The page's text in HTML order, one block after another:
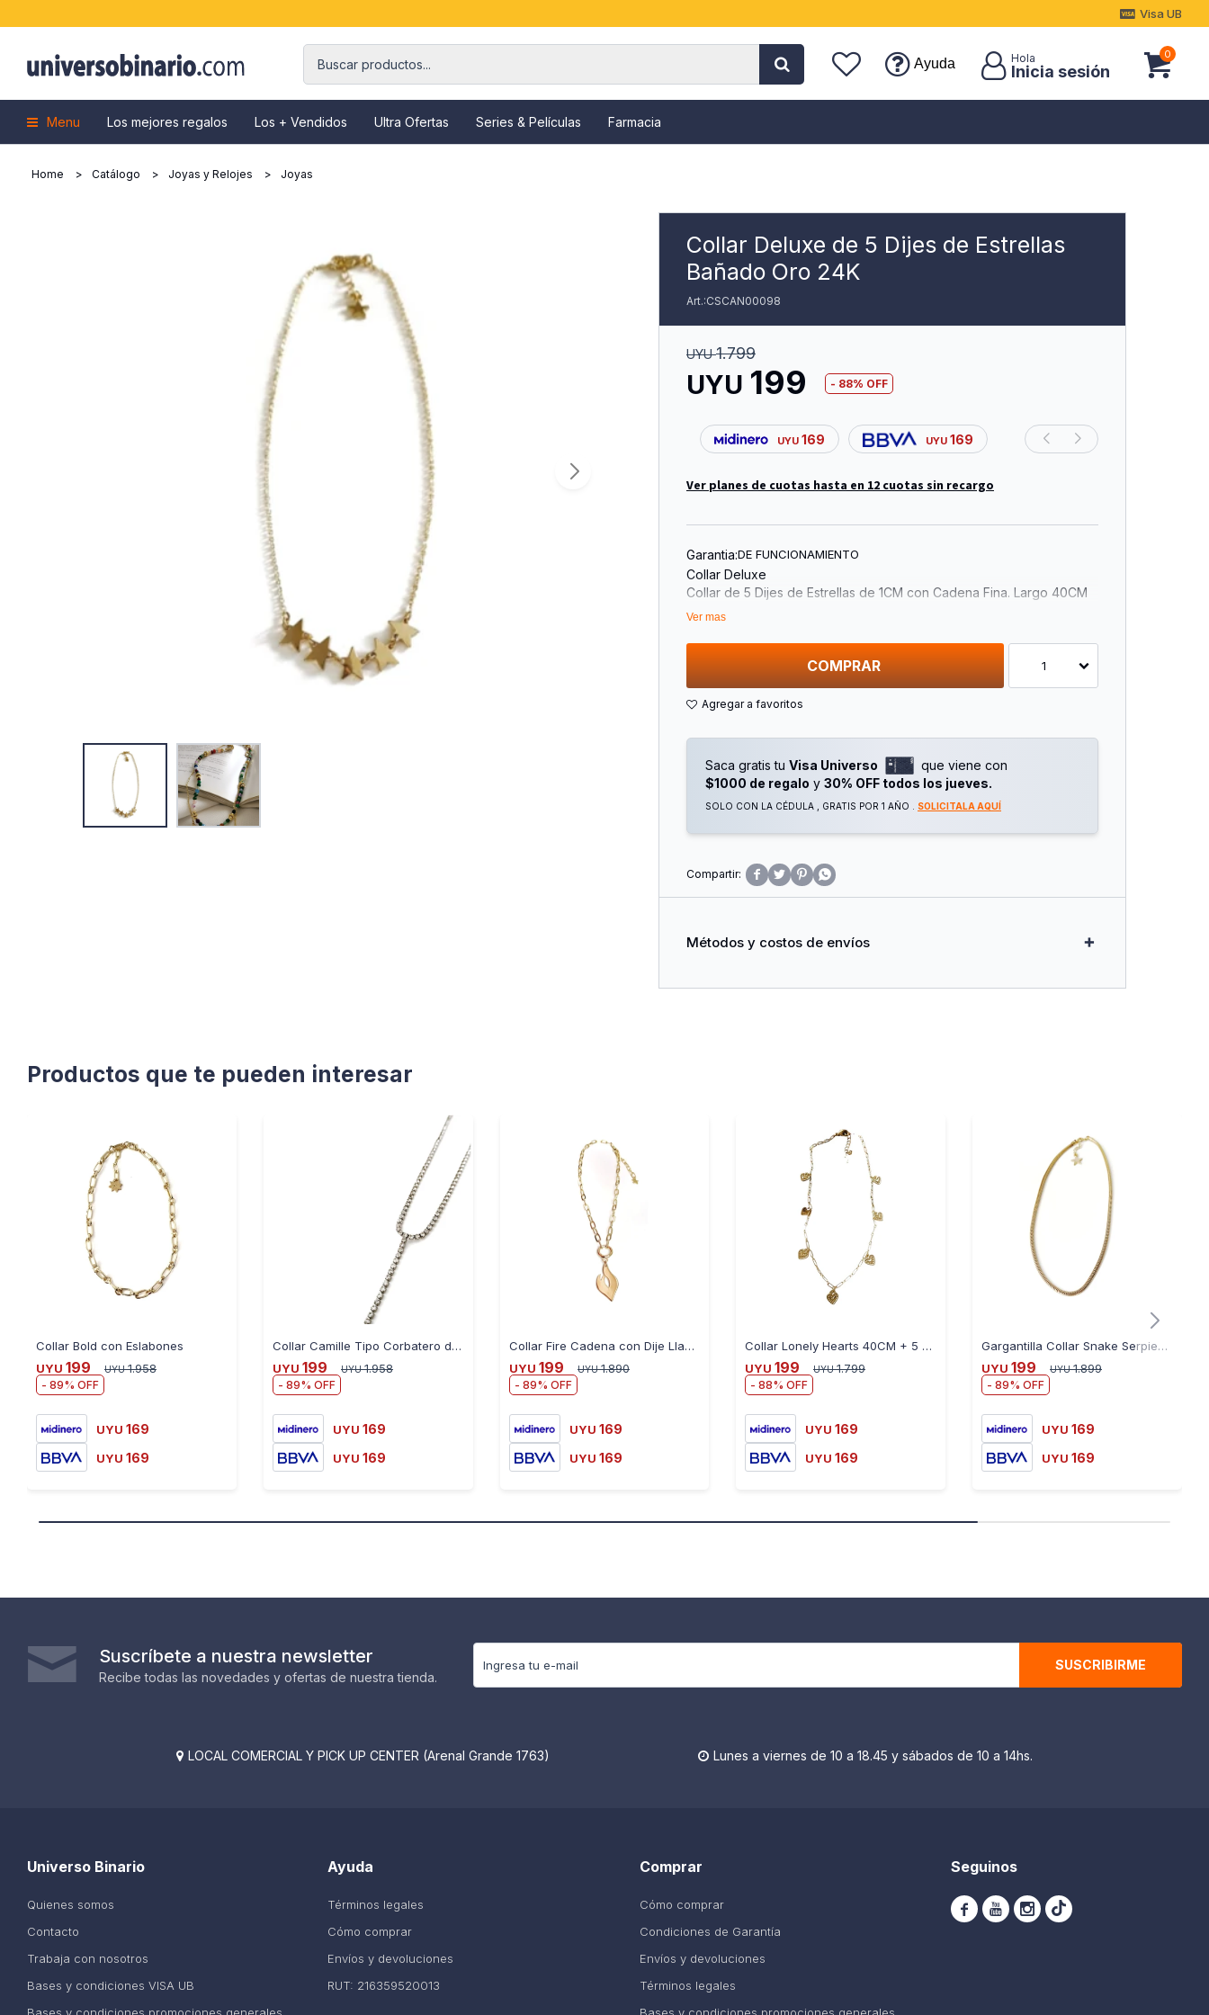
Menu Los mejores regalos Los + Vendidos Ultra Ofertas Series & Películas Farmacia
Ayuda
0
Visa UB
Home Catálogo Joyas y Relojes Joyas
Collar Deluxe de 5 Dijes de Estrellas
Bañado Oro 24K
CSCAN00098
UYU 199
UYU 1.799
88
UYU 169 UYU 169
Ver planes de cuotas hasta en 12 cuotas sin recargo
Garantia:DE FUNCIONAMIENTO
Collar Deluxe
Collar de 5 Dijes de Estrellas de 1CM con Cadena Fina. Largo 40CM
+ 5CM Cadenita de Alargue. Bañado en Oro 24K.
Ver mas
COMPRAR 1
Saca gratis tu Visa Universo
que viene con
$1000 de regalo y 30% OFF todos los jueves.
SOLO CON LA CÉDULA , GRATIS POR 1 AÑO . SOLICITALA AQUÍ
   
Métodos y costos de envíos
Productos que te pueden interesar
Collar Bold con Eslabones
UYU 199 UYU 1.958
89
UYU 169
UYU 169
Collar Camille Tipo Corbatero de Strass Oro 24K
UYU 199 UYU 1.958
89
UYU 169
UYU 169
Collar Fire Cadena con Dije Llama
UYU 199 UYU 1.890
89
UYU 169
UYU 169
Collar Lonely Hearts 40CM + 5 cm de Alargue Bañado en Oro 24K
UYU 199 UYU 1.799
88
UYU 169
UYU 169
Gargantilla Collar Snake Serpiente
UYU 199 UYU 1.899
89
UYU 169
UYU 169
Suscríbete a nuestra newsletter
Recibe todas las novedades y ofertas de nuestra tienda.
SUSCRIBIRME
 LOCAL COMERCIAL Y PICK UP CENTER (Arenal Grande 1763)  Lunes a viernes de 10 a 18.45 y sábados de 10 a 14hs.
Ayuda
Términos legales
Cómo comprar
Envíos y devoluciones
RUT: 216359520013
Universo Binario
Quienes somos
Contacto
Trabaja con nosotros
Bases y condiciones VISA UB
Comprar
Cómo comprar
Condiciones de Garantía
Envíos y devoluciones
Términos legales
Seguinos
  